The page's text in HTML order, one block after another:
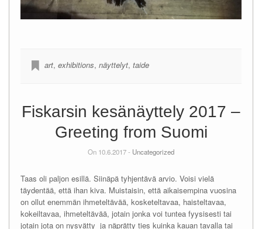
art, exhibitions, näyttelyt, taide
Fiskarsin kesänäyttely 2017 –
Greeting from Suomi
On 10.6.2017 - Uncategorized
Taas oli paljon esillä. Siinäpä tyhjentävä arvio. Voisi vielä
täydentää, että ihan kiva. Muistaisin, että aikaisempina vuosina
on ollut enemmän ihmeteltävää, kosketeltavaa, haisteltavaa,
kokeiltavaa, ihmeteltävää, jotain jonka voi tuntea fyysisesti tai
jotain jota on nysvätty ja näprätty ties kuinka kauan tavalla tai